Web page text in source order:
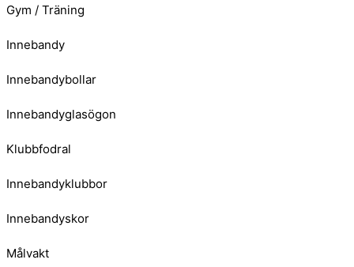
Gym / Träning
Innebandy
Innebandybollar
Innebandyglasögon
Klubbfodral
Innebandyklubbor
Innebandyskor
Målvakt